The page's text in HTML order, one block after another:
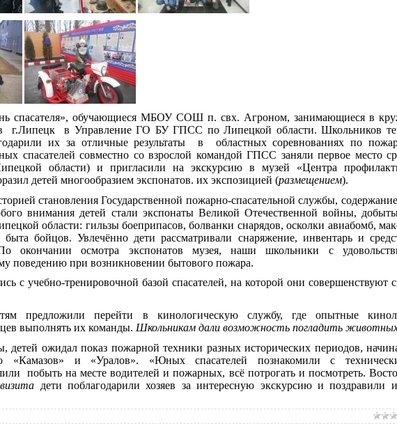
спасателя», обучающиеся МБОУ СОШ п. свх. Агроном, занимающиеся в
г.Липецк в Управление ГО БУ ГПСС по Липецкой области. Школьников
их за отличные результаты в областных соревнованиях по
спасателей совместно со взрослой командой ГПСС заняли первое место
области) и пригласили на экскурсию в музей «Центра
детей многообразием экспонатов. их экспозицией (размещением).
становления Государственной пожарно-спасательной службы,
внимания детей стали экспонаты Великой Отечественной войны,
области: гильзы боеприпасов, болванки снарядов, осколки авиабомб,
бойцов. Увлечённо дети рассматривали снаряжение, инвентарь и
окончании осмотра экспонатов музея, наши школьники с
поведению при возникновении бытового пожара.
с учебно-тренировочной базой спасателей, на которой они совершенствуют
предложили перейти в кинологическую службу, где опытные
выполнять их команды. Школьникам дали возможность погладить
детей ожидал показ пожарной техники разных исторических периодов,
«Камазов» и «Уралов». «Юных спасателей познакомили с
побыть на месте водителей и пожарных, всё потрогать и посмотреть.
визита дети поблагодарили хозяев за интересную экскурсию и поздравили